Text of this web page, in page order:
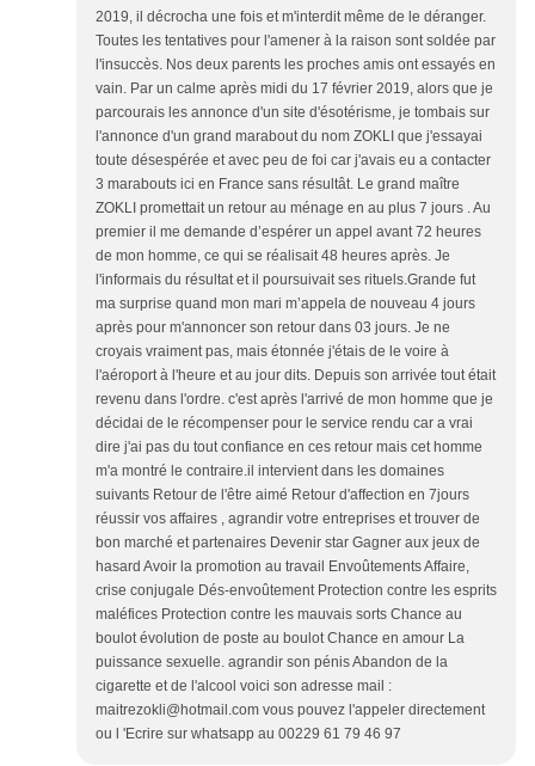
2019, il décrocha une fois et m'interdit même de le déranger.
Toutes les tentatives pour l'amener à la raison sont soldée par
l'insuccès. Nos deux parents les proches amis ont essayés en
vain. Par un calme après midi du 17 février 2019, alors que je
parcourais les annonce d'un site d'ésotérisme, je tombais sur
l'annonce d'un grand marabout du nom ZOKLI que j'essayai
toute désespérée et avec peu de foi car j'avais eu a contacter
3 marabouts ici en France sans résultât. Le grand maître
ZOKLI promettait un retour au ménage en au plus 7 jours . Au
premier il me demande d’espérer un appel avant 72 heures
de mon homme, ce qui se réalisait 48 heures après. Je
l'informais du résultat et il poursuivait ses rituels.Grande fut
ma surprise quand mon mari m’appela de nouveau 4 jours
après pour m'annoncer son retour dans 03 jours. Je ne
croyais vraiment pas, mais étonnée j'étais de le voire à
l'aéroport à l'heure et au jour dits. Depuis son arrivée tout était
revenu dans l'ordre. c'est après l'arrivé de mon homme que je
décidai de le récompenser pour le service rendu car a vrai
dire j'ai pas du tout confiance en ces retour mais cet homme
m'a montré le contraire.il intervient dans les domaines
suivants Retour de l'être aimé Retour d'affection en 7jours
réussir vos affaires , agrandir votre entreprises et trouver de
bon marché et partenaires Devenir star Gagner aux jeux de
hasard Avoir la promotion au travail Envoûtements Affaire,
crise conjugale Dés-envoûtement Protection contre les esprits
maléfices Protection contre les mauvais sorts Chance au
boulot évolution de poste au boulot Chance en amour La
puissance sexuelle. agrandir son pénis Abandon de la
cigarette et de l'alcool voici son adresse mail :
maitrezokli@hotmail.com vous pouvez l'appeler directement
ou l 'Ecrire sur whatsapp au 00229 61 79 46 97